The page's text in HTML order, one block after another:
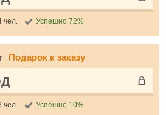
чел. Успешно 72%
Подарок к заказу
чел. Успешно 10%